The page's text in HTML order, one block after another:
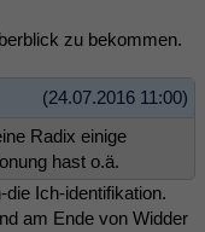
zu bekommen.
(24.07.2016 11:00)
Radix einige
hast o.ä.
Ich-identifikation.
am Ende von Widder